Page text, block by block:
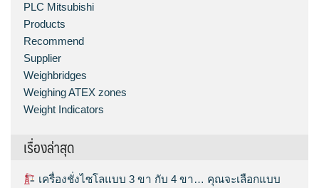
PLC Mitsubishi
Products
Recommend
Supplier
Weighbridges
Weighing ATEX zones
Weight Indicators
เรื่องล่าสุด
เครื่องชั่งไซโลแบบ 3 ขา กับ 4 ขา… คุณจะเลือกแบบ